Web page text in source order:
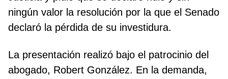
ningún valor la resolución por la que el Senado
declaró la pérdida de su investidura.
La presentación realizó bajo el patrocinio del
abogado, Robert González. En la demanda,